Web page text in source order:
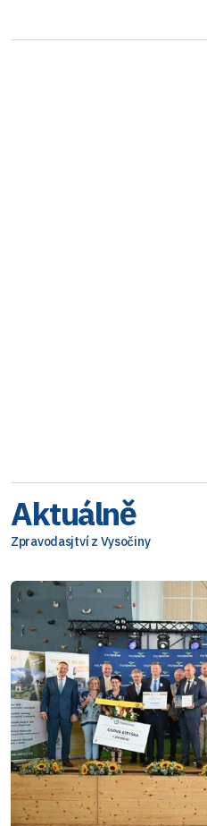
Aktuálně
Zpravodasjtví z Vysočiny